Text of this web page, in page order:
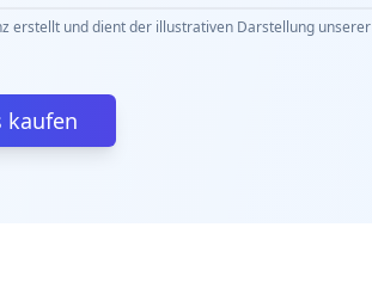
erstellt und dient der illustrativen Darstellung unserer
kaufen